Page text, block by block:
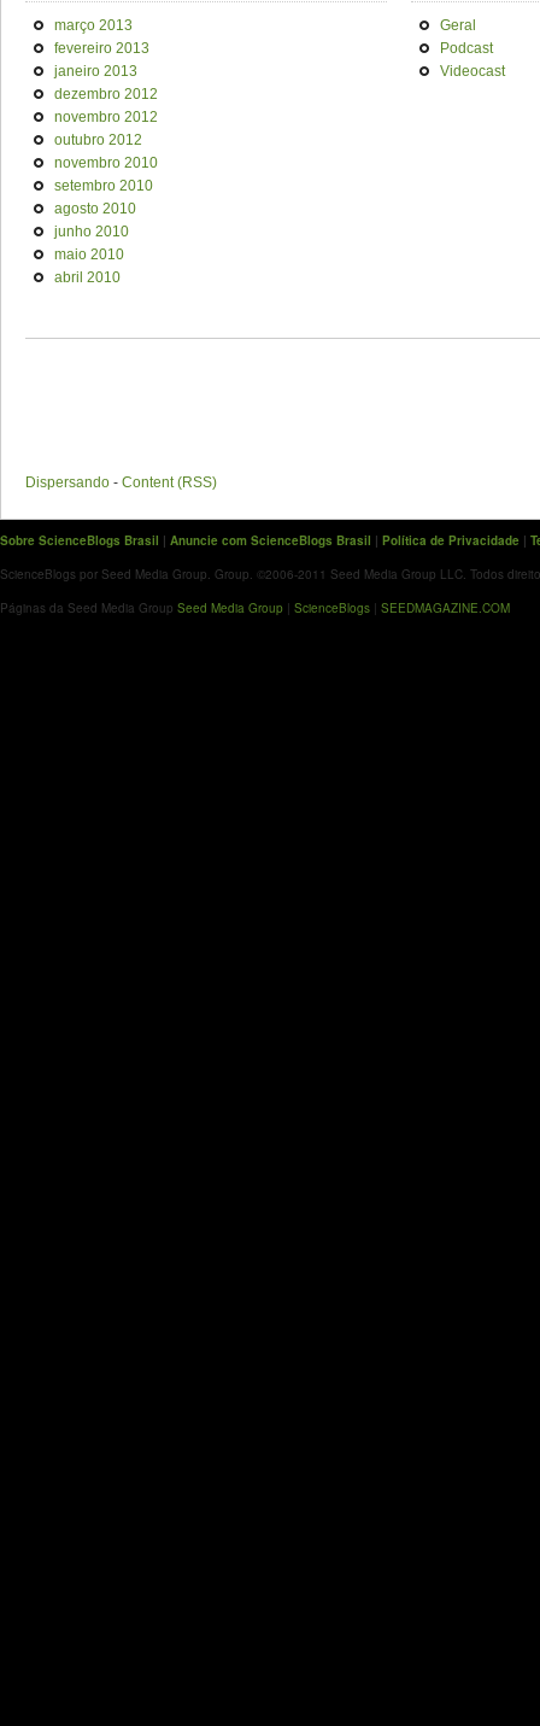
março 2013
fevereiro 2013
janeiro 2013
dezembro 2012
novembro 2012
outubro 2012
novembro 2010
setembro 2010
agosto 2010
junho 2010
maio 2010
abril 2010
Geral
Podcast
Videocast
Dispersando - Content (RSS)
Sobre ScienceBlogs Brasil | Anuncie com ScienceBlogs Brasil | Política de Privacidade |
ScienceBlogs por Seed Media Group. Group. ©2006-2011 Seed Media Group LLC. Todos
Páginas da Seed Media Group Seed Media Group | ScienceBlogs | SEEDMAGAZINE.COM